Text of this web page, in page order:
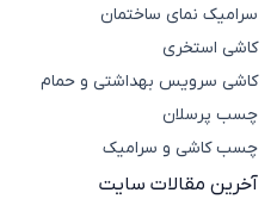
حضوری (
کاشی لند
سرامیک نمای ساختمان
کاشی استخری
کاشی سرویس بهداشتی و حمام
چسب پرسلان
چسب کاشی و سرامیک
آخرین مقالات سایت